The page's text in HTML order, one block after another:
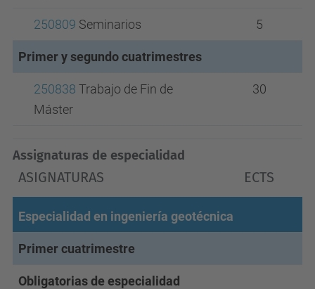
250809 Seminarios 5
Primer y segundo cuatrimestres
250838 Trabajo de Fin de
Máster
30
Assignaturas de especialidad
ASIGNATURAS ECTS
Especialidad en ingeniería geotécnica
Primer cuatrimestre
Obligatorias de especialidad